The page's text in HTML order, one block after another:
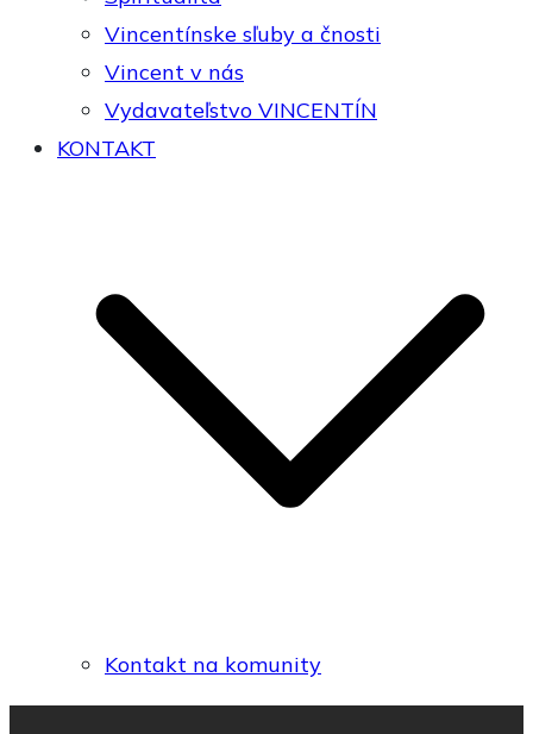
Vincentínske sľuby a čnosti
Vincent v nás
Vydavateľstvo VINCENTÍN
KONTAKT
Kontakt na komunity